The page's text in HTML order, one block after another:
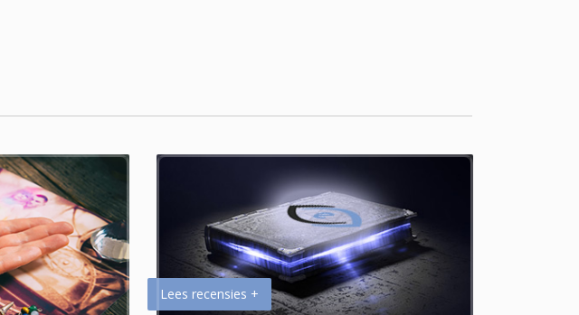
Lees recensies +